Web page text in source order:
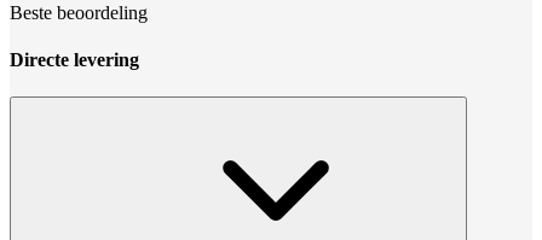
Beste beoordeling
Directe levering